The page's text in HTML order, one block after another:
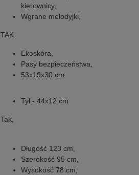
kierownicy,
Wgrane melodyjki,
TAK
Ekoskóra,
Pasy bezpieczeństwa,
53x19x30 cm
Tył - 44x12 cm
Tak,
Długość 123 cm,
Szerokość 95 cm,
Wysokość 78 cm,